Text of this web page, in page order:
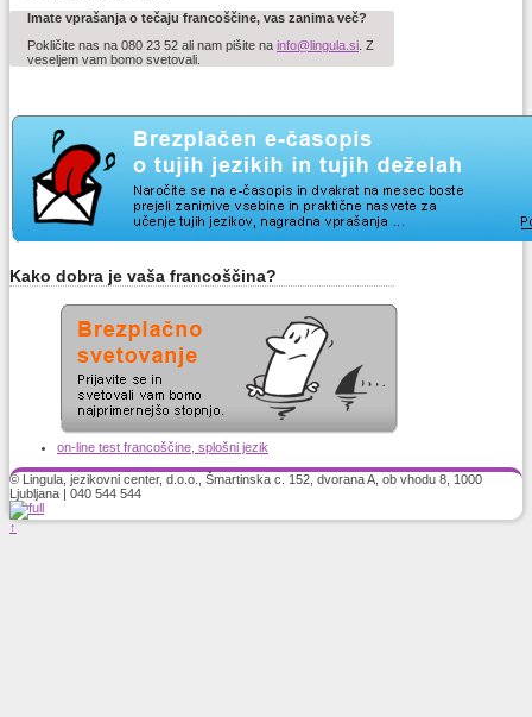
Imate vprašanja o tečaju francoščine, vas zanima več?
Pokličite nas na 080 23 52 ali nam pišite na info@lingula.si . Z
veseljem vam bomo svetovali.
Kako dobra je vaša francoščina?
on-line test francoščine, splošni jezik
© Lingula, jezikovni center, d.o.o., Šmartinska c. 152, dvorana A, ob vhodu 8, 1000
Ljubljana | 040 544 544
↑